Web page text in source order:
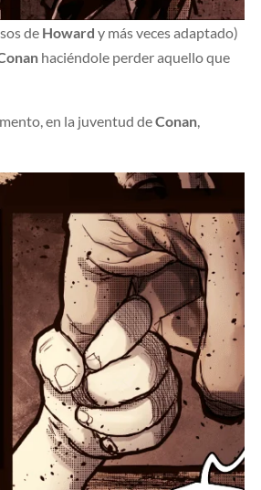
de Howard y más veces adaptado)
haciéndole perder aquello que
en la juventud deConan